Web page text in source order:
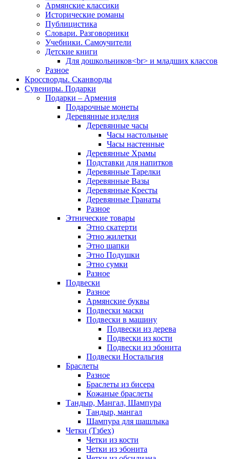
Армянские классики
Исторические романы
Публицистика
Словари. Разговорники
Учебники. Самоучители
Детские книги
Для дошкольников<br> и младших классов
Разное
Кроссворды. Сканворды
Сувениры. Подарки
Подарки – Армения
Подарочные монеты
Деревянные изделия
Деревянные часы
Часы настольные
Часы настенные
Деревянные Храмы
Подставки для напитков
Деревянные Тарелки
Деревянные Вазы
Деревянные Кресты
Деревянные Гранаты
Разное
Этнические товары
Этно скатерти
Этно жилетки
Этно шапки
Этно Подушки
Этно сумки
Разное
Подвески
Разное
Армянские буквы
Подвески маски
Подвески в машину
Подвески из дерева
Подвески из кости
Подвески из эбонита
Подвески Ностальгия
Браслеты
Разное
Браслеты из бисера
Кожаные браслеты
Тандыр, Мангал, Шампура
Тандыр, мангал
Шампура для шашлыка
Четки (Тзбех)
Четки из кости
Четки из эбонита